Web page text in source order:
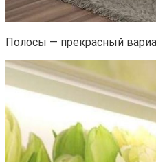
Полосы — прекрасный